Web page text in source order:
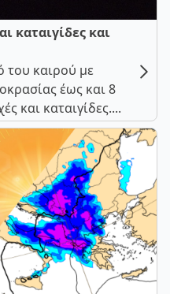
καταιγίδες και
του καιρού με
έως και 8
και καταιγίδες....